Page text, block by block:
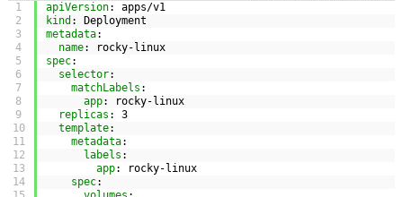
1
2
3
4
5
6
7
8
9
10
11
12
13
14
apiVersion: apps/v1
kind : Deployment
metadata:
name: rocky-linux
spec:
selector:
matchLabels :
app: rocky-linux
replicas : 3
template:
metadata:
labels :
app: rocky-linux
spec: